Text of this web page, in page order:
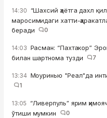
14:30 “Шахсий ҳаётга дахл
маросимидаги хатти-
беради
0
14:03 Расман: “Пахтакор”
билан шартнома тузди
7
13:34 Моуринью "Реал"да
1
13:05 “Ливерпуль” ярим
ўтиши мумкин
0